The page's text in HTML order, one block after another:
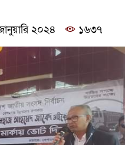
২০২৪ ১৬৩৭